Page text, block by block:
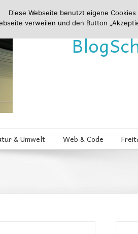
Blog
& Umwelt Web & Code
Diese Webseite benutzt eigene
verweilen und den Button